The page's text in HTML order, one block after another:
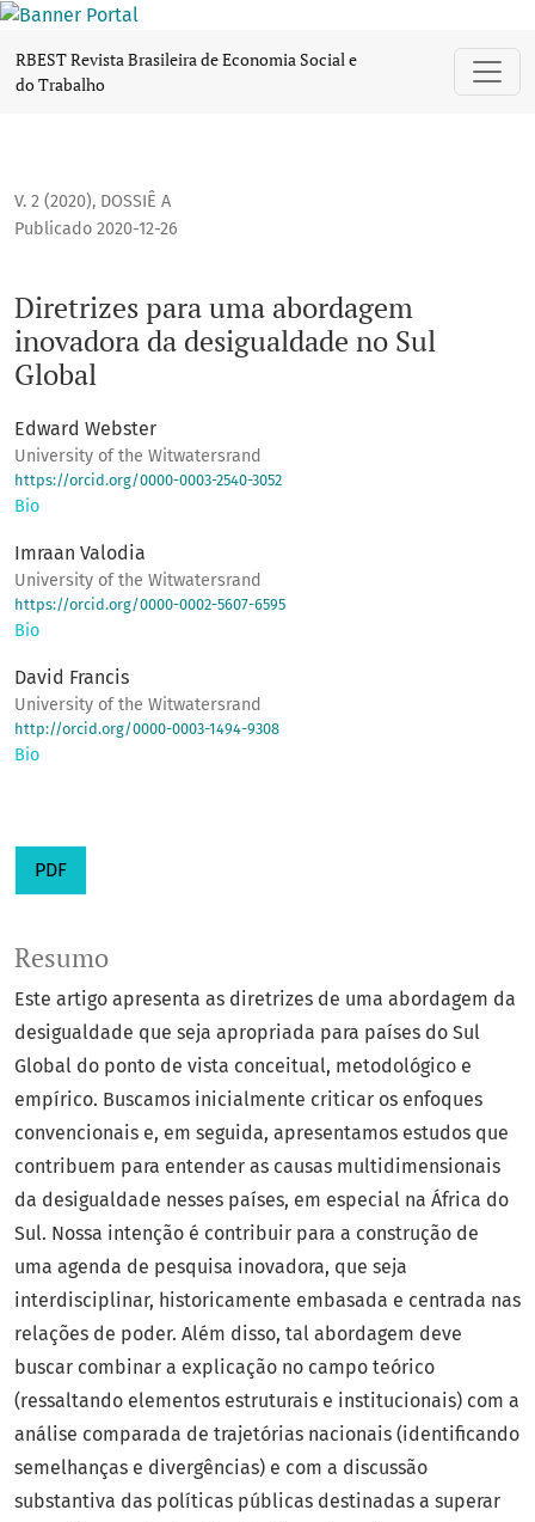
RBEST Revista Brasileira de Economia Social e
do Trabalho
V. 2 (2020), DOSSIÊ A
Diretrizes para uma abordagem
inovadora da desigualdade no Sul
Global
Publicado 2020-12-26
Edward Webster
University of the Witwatersrand
https://orcid.org/0000-0003-2540-3052
Bio
Imraan Valodia
University of the Witwatersrand
https://orcid.org/0000-0002-5607-6595
Bio
David Francis
University of the Witwatersrand
http://orcid.org/0000-0003-1494-9308
Bio
PDF
Resumo
Este artigo apresenta as diretrizes de uma abordagem da
desigualdade que seja apropriada para países do Sul
Global do ponto de vista conceitual, metodológico e
empírico. Buscamos inicialmente criticar os enfoques
convencionais e, em seguida, apresentamos estudos que
contribuem para entender as causas multidimensionais
da desigualdade nesses países, em especial na África do
Sul. Nossa intenção é contribuir para a construção de
uma agenda de pesquisa inovadora, que seja
interdisciplinar, historicamente embasada e centrada nas
relações de poder. Além disso, tal abordagem deve
buscar combinar a explicação no campo teórico
(ressaltando elementos estruturais e institucionais) com a
análise comparada de trajetórias nacionais (identificando
semelhanças e divergências) e com a discussão
substantiva das políticas públicas destinadas a superar